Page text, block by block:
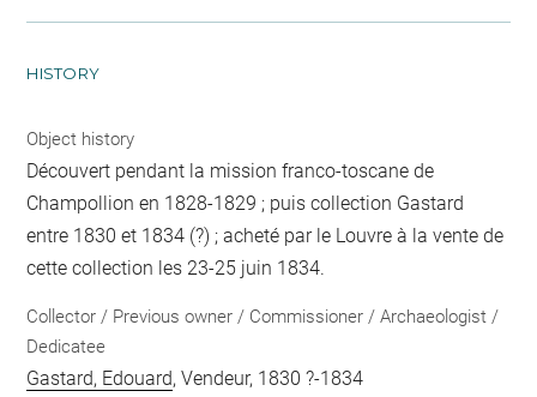
HISTORY
Object history
Découvert pendant la mission franco-toscane de
Champollion en 1828-1829 ; puis collection Gastard
entre 1830 et 1834 (?) ; acheté par le Louvre à la vente de
cette collection les 23-25 juin 1834.
Collector / Previous owner / Commissioner / Archaeologist /
Dedicatee
Gastard, Edouard, Vendeur, 1830 ?-1834